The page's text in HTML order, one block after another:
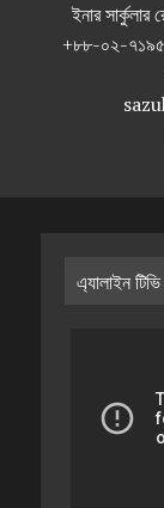
ইনার
+৮৮-০২-
এ্যালাইন টিভি